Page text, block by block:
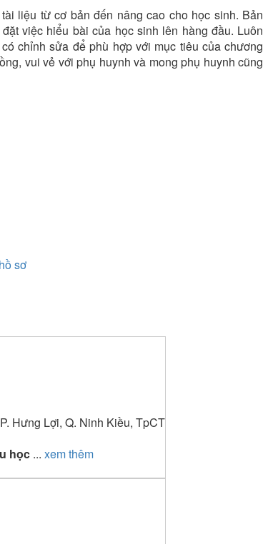
liệu từ cơ bản đến nâng cao cho học sinh. Bản
việc hiểu bài của học sinh lên hàng đầu. Luôn
chỉnh sửa để phù hợp với mục tiêu của chương
vui vẻ với phụ huynh và mong phụ huynh cũng
sơ
Hưng Lợi, Q. Ninh Kiều, TpCT
học ...xem thêm